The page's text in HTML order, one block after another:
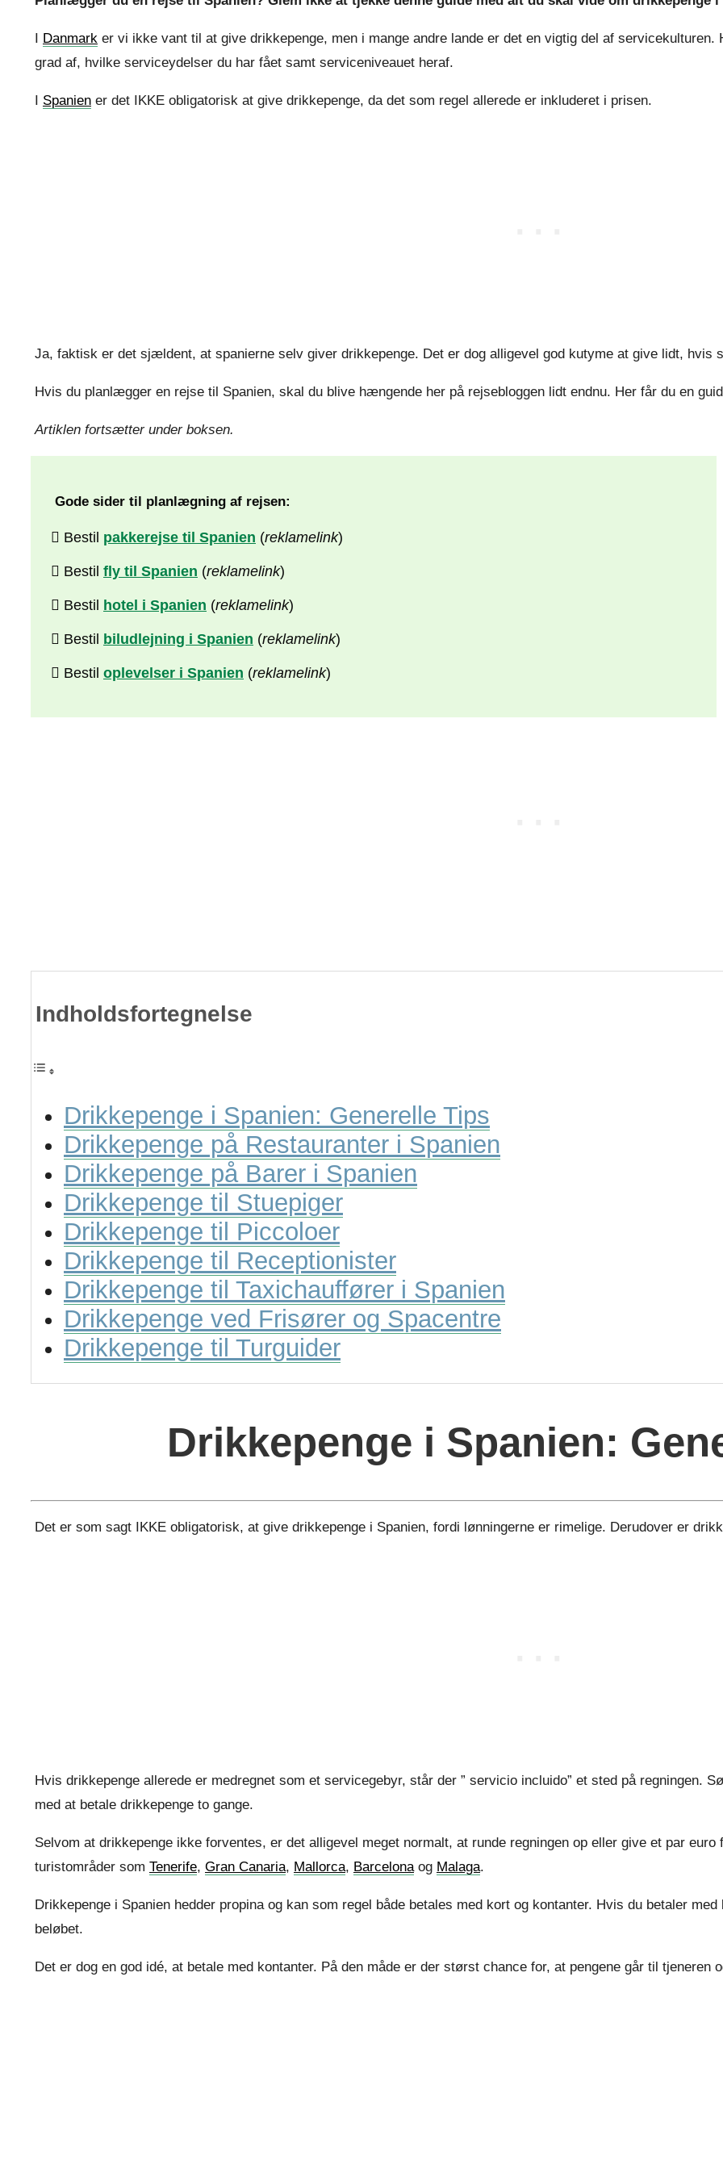
I Danmark er vi ikke vant til at give drikkepenge, men i mange andre lande er det en vigtig del af
grad af, hvilke serviceydelser du har fået samt serviceniveauet heraf.
I Spanien er det IKKE obligatorisk at give drikkepenge, da det som regel allerede er inkluderet i prisen.
Ja, faktisk er det sjældent, at spanierne selv giver drikkepenge. Det er dog alligevel god kutyme at give lidt, hvis
Hvis du planlægger en rejse til Spanien, skal du blive hængende her på rejsebloggen lidt endnu. Her får du en
Artiklen fortsætter under boksen.
Gode sider til planlægning af rejsen:
Bestil pakkerejse til Spanien (reklamelink)
Bestil fly til Spanien (reklamelink)
Bestil hotel i Spanien (reklamelink)
Bestil biludlejning i Spanien (reklamelink)
Bestil oplevelser i Spanien (reklamelink)
Indholdsfortegnelse
Drikkepenge i Spanien: Generelle Tips
Drikkepenge på Restauranter i Spanien
Drikkepenge på Barer i Spanien
Drikkepenge til Stuepiger
Drikkepenge til Piccoloer
Drikkepenge til Receptionister
Drikkepenge til Taxichauffører i Spanien
Drikkepenge ved Frisører og Spacentre
Drikkepenge til Turguider
Drikkepenge i Spanien:
Det er som sagt IKKE obligatorisk, at give drikkepenge i Spanien, fordi lønningerne er rimelige. Derudover er
Hvis drikkepenge allerede er medregnet som et servicegebyr, står der ” servicio incluido” et sted på regningen.
med at betale drikkepenge to gange.
Selvom at drikkepenge ikke forventes, er det alligevel meget normalt, at runde regningen op eller give et par
turistområder som Tenerife, Gran Canaria, Mallorca, Barcelonaog Malaga.
Drikkepenge i Spanien hedder propina og kan som regel både betales med kort og kontanter. Hvis du betaler
beløbet.
Det er dog en god idé, at betale med kontanter. På den måde er der størst chance for, at pengene går til tjeneren